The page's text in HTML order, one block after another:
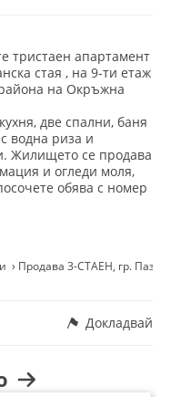
тристаен апартамент
стая , на 9-ти етаж
на Окръжна
две спални, баня
водна риза и
Жилището се продава
и огледи моля,
обява с номер
Продава 3-СТАЕН, гр.
Докладвай